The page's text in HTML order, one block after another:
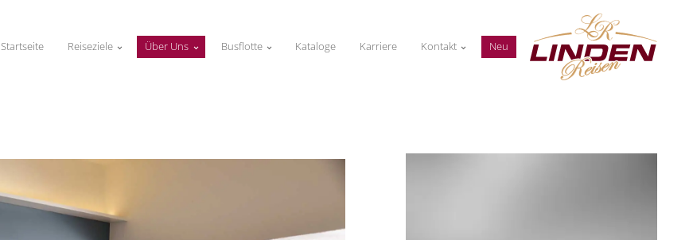
Startseite Reiseziele Über Uns Busflotte Kataloge Karriere Kontakt Neu